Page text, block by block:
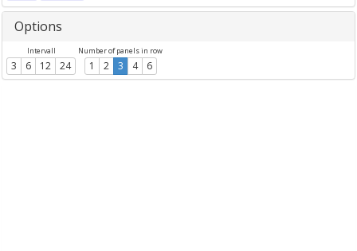
Options
Intervall
3 6 12 24
Number of panels in row
1 2 3 4 6